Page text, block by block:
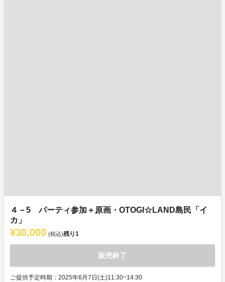
４－5 パーティ参加＋原画・OTOGI☆LAND島民「イ
カ」
¥30,000 (税込)残り1
販売終了
ご提供予定時期：2025年6月7日(土)11:30~14:30